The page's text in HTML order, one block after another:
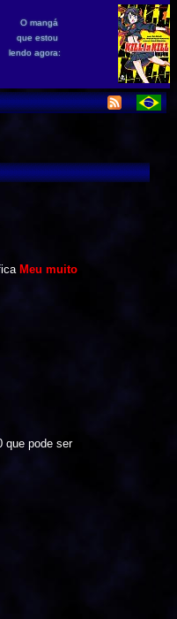
O mangá
que estou
lendo agora:
Meu muito
que pode ser